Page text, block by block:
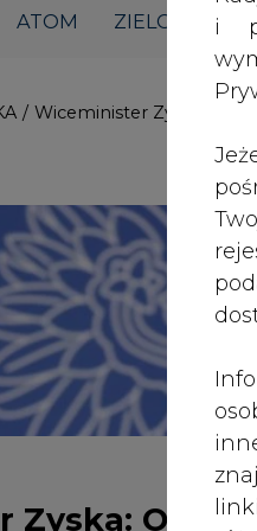
i
OZE i
doskonale ze
klimatu i
jeszcze
źródła